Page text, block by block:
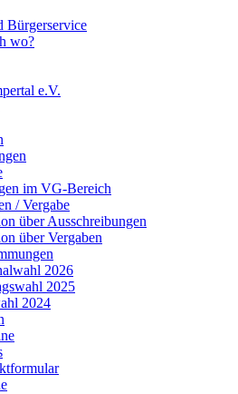
Bürgerservice
wo?
e.V.
im VG-Bereich
/ Vergabe
über Ausschreibungen
über Vergaben
2026
2025
2024